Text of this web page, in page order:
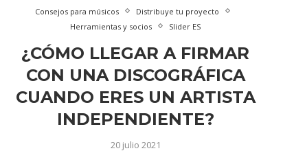
Consejos para músicos
Distribuye tu proyecto
Herramientas y socios
Slider ES
¿CÓMO LLEGAR A FIRMAR
CON UNA DISCOGRÁFICA
CUANDO ERES UN ARTISTA
INDEPENDIENTE?
20 julio 2021